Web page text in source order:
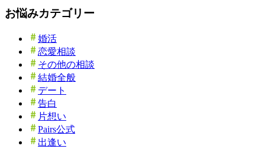
お悩みカテゴリー
婚活
恋愛相談
その他の相談
結婚全般
デート
告白
片想い
Pairs公式
出逢い